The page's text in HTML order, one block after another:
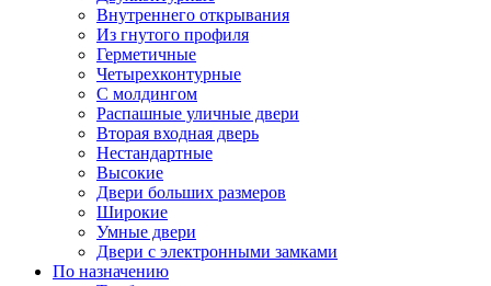
Внутреннего открывания
Из гнутого профиля
Герметичные
Четырехконтурные
С молдингом
Распашные уличные двери
Вторая входная дверь
Нестандартные
Высокие
Двери больших размеров
Широкие
Умные двери
Двери с электронными замками
По назначению